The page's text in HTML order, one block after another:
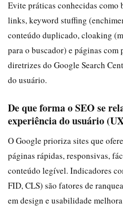
Evite práticas conhecidas como
links, keyword stuffing
conteúdo duplicado, cloaking
para o buscador) e páginas com
diretrizes do Google Search
do usuário.
De que forma o SEO se
experiência do usuário
O Google prioriza sites que
páginas rápidas, responsivas,
conteúdo legível. Indicadores
FID, CLS) são fatores de
em design e usabilidade